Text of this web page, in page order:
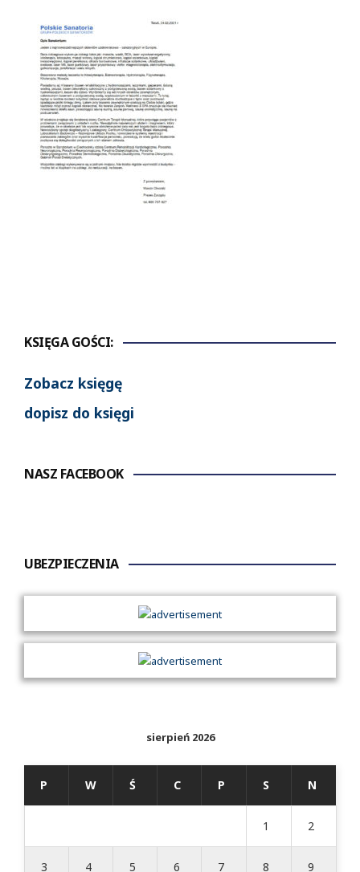
KSIĘGA GOŚCI:
Zobacz księgę
dopisz do księgi
NASZ FACEBOOK
UBEZPIECZENIA
sierpień 2026
P W Ś C P S N
1 2
3 4 5 6 7 8 9